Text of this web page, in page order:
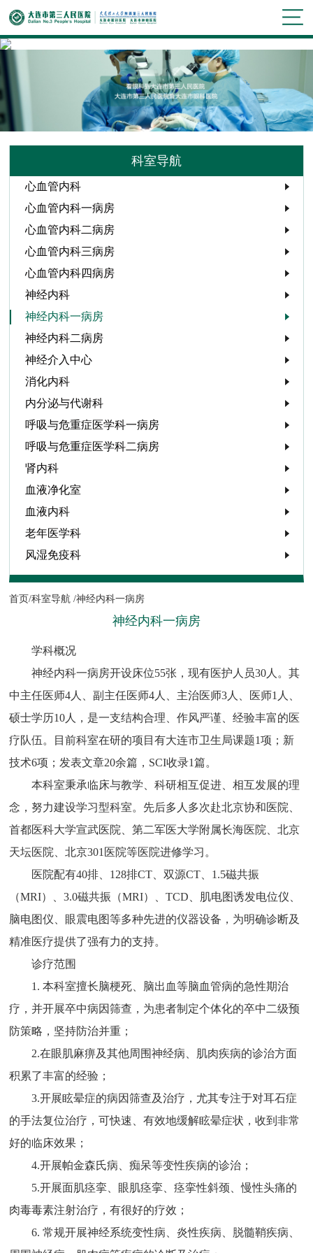
科室导航
心血管内科
心血管内科一病房
心血管内科二病房
心血管内科三病房
心血管内科四病房
神经内科
神经内科一病房
神经内科二病房
神经介入中心
消化内科
内分泌与代谢科
呼吸与危重症医学科一病房
呼吸与危重症医学科二病房
肾内科
血液净化室
血液内科
老年医学科
风湿免疫科
首页/科室导航 /神经内科一病房
神经内科一病房
学科概况
神经内科一病房开设床位55张，现有医护人员30人。其
中主任医师4人、副主任医师4人、主治医师3人、医师1人、
硕士学历10人，是一支结构合理、作风严谨、经验丰富的医
疗队伍。目前科室在研的项目有大连市卫生局课题1项；新
技术6项；发表文章20余篇，SCI收录1篇。
本科室秉承临床与教学、科研相互促进、相互发展的理
念，努力建设学习型科室。先后多人多次赴北京协和医院、
首都医科大学宣武医院、第二军医大学附属长海医院、北京
天坛医院、北京301医院等医院进修学习。
医院配有40排、128排CT、双源CT、1.5磁共振
（MRI）、3.0磁共振（MRI）、TCD、肌电图诱发电位仪、
脑电图仪、眼震电图等多种先进的仪器设备，为明确诊断及
精准医疗提供了强有力的支持。
诊疗范围
1. 本科室擅长脑梗死、脑出血等脑血管病的急性期治
疗，并开展卒中病因筛查，为患者制定个体化的卒中二级预
防策略，坚持防治并重；
2.在眼肌麻痹及其他周围神经病、肌肉疾病的诊治方面
积累了丰富的经验；
3.开展眩晕症的病因筛查及治疗，尤其专注于对耳石症
的手法复位治疗，可快速、有效地缓解眩晕症状，收到非常
好的临床效果；
4.开展帕金森氏病、痴呆等变性疾病的诊治；
5.开展面肌痉挛、眼肌痉挛、痉挛性斜颈、慢性头痛的
肉毒毒素注射治疗，有很好的疗效；
6. 常规开展神经系统变性病、炎性疾病、脱髓鞘疾病、